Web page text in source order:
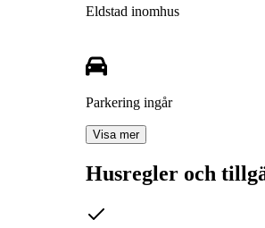
Eldstad inomhus
Parkering ingår
Visa mer
Husregler och